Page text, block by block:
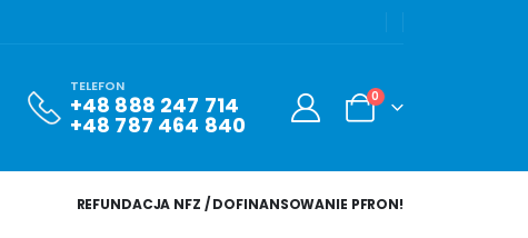
TELEFON
+48 888 247 714
+48 787 464 840
0
REFUNDACJA NFZ / DOFINANSOWANIE PFRON!